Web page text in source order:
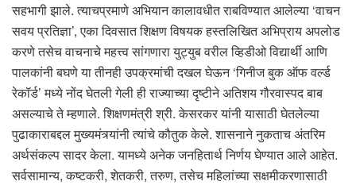
सहभागी झाले. त्याचप्रमाणे अभियान कालावधीत राबविण्यात आलेल्या ‘वाचन
सवय प्रतिज्ञा’, एका दिवसात शिक्षण विषयक हस्तलिखित अभिप्राय अपलोड
करणे तसेच वाचनाचे महत्त्व सांगणारा युट्युब वरील व्हिडीओ विद्यार्थी आणि
पालकांनी बघणे या तीनही उपक्रमांची दखल घेऊन ‘गिनीज बुक ऑफ वर्ल्ड
रेकॉर्ड’ मध्ये नोंद घेतली गेली ही राज्याच्या दृष्टीने अतिशय गौरवास्पद बाब
असल्याचे ते म्हणाले. शिक्षणमंत्री श्री. केसरकर यांनी यासाठी घेतलेल्या
पुढाकाराबद्दल मुख्यमंत्र्यांनी त्यांचे कौतुक केले. शासनाने नुकताच अंतरिम
अर्थसंकल्प सादर केला. यामध्ये अनेक जनहितार्थ निर्णय घेण्यात आले आहेत.
सर्वसामान्य, कष्टकरी, शेतकरी, तरुण, तसेच महिलांच्या सक्षमीकरणासाठी